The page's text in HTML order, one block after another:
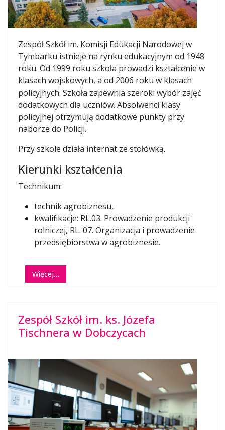
Zespół Szkół im. Komisji Edukacji Narodowej w
Tymbarku istnieje na rynku edukacyjnym od 1948
roku. Od 1999 roku szkoła prowadzi kształcenie w
klasach wojskowych, a od 2006 roku w klasach
policyjnych. Szkoła zapewnia szeroki wybór zajęć
dodatkowych dla uczniów. Absolwenci klasy
policyjnej otrzymują dodatkowe punkty przy
naborze do Policji.
Przy szkole działa internat ze stołówką.
Kierunki kształcenia
Technikum:
technik agrobiznesu,
kwalifikacje: RL.03. Prowadzenie produkcji
rolniczej, RL. 07. Organizacja i prowadzenie
przedsiębiorstwa w agrobiznesie.
Więcej…
Zespół Szkół im. ks. Józefa
Tischnera w Dobczycach